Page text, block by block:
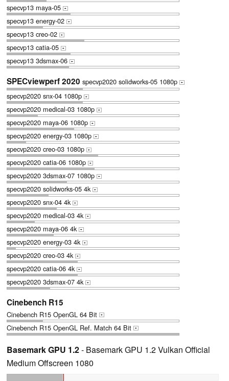
specvp13 maya-05 +
specvp13 energy-02 +
specvp13 creo-02 +
specvp13 catia-05 +
specvp13 3dsmax-06 +
SPECviewperf 2020 specvp2020 solidworks-05 1080p +
specvp2020 snx-04 1080p +
specvp2020 medical-03 1080p +
specvp2020 maya-06 1080p +
specvp2020 energy-03 1080p +
specvp2020 creo-03 1080p +
specvp2020 catia-06 1080p +
specvp2020 3dsmax-07 1080p +
specvp2020 solidworks-05 4k +
specvp2020 snx-04 4k +
specvp2020 medical-03 4k +
specvp2020 maya-06 4k +
specvp2020 energy-03 4k +
specvp2020 creo-03 4k +
specvp2020 catia-06 4k +
specvp2020 3dsmax-07 4k +
Cinebench R15
Cinebench R15 OpenGL 64 Bit +
Cinebench R15 OpenGL Ref. Match 64 Bit +
Basemark GPU 1.2- Basemark GPU 1.2 Vulkan Official
Medium Offscreen 1080